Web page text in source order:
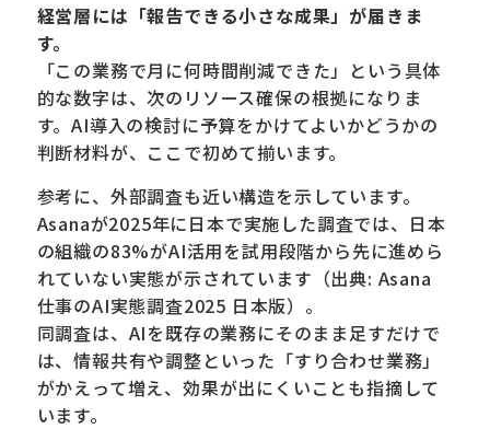
経営層には「報告できる小さな成果」が届きま
す。
「この業務で月に何時間削減できた」という具体
的な数字は、次のリソース確保の根拠になりま
す。AI導入の検討に予算をかけてよいかどうかの
判断材料が、ここで初めて揃います。
参考に、外部調査も近い構造を示しています。
Asanaが2025年に日本で実施した調査では、日本
の組織の83%がAI活用を試用段階から先に進めら
れていない実態が示されています（出典: Asana
仕事のAI実態調査2025 日本版）。
同調査は、AIを既存の業務にそのまま足すだけで
は、情報共有や調整といった「すり合わせ業務」
がかえって増え、効果が出にくいことも指摘して
います。